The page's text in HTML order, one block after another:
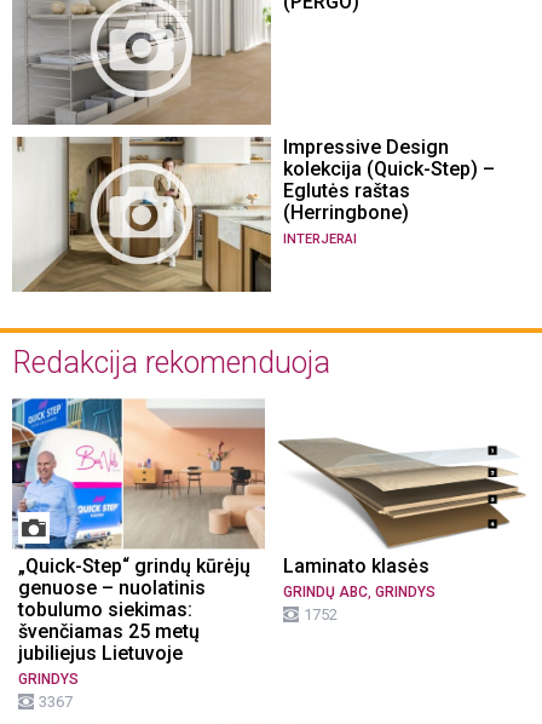
Impressive Design
kolekcija (Quick-Step) –
Eglutės raštas
(Herringbone)
INTERJERAI
Redakcija rekomenduoja
„Quick-Step“ grindų kūrėjų
genuose – nuolatinis
tobulumo siekimas:
švenčiamas 25 metų
jubiliejus Lietuvoje
GRINDYS
3367
Laminato klasės
GRINDŲ ABC GRINDYS
1752